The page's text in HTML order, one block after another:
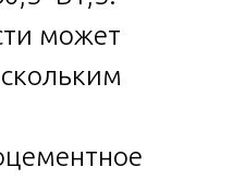
может